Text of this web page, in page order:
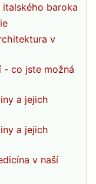
baroka
v
- co jste možná
a jejich
a jejich
v naší